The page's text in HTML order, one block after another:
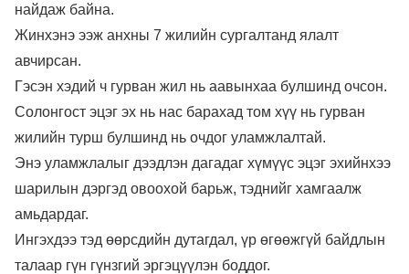
найдаж байна.
Жинхэнэ ээж анхны 7 жилийн сургалтанд ялалт
авчирсан.
Гэсэн хэдий ч гурван жил нь аавынхаа булшинд очсон.
Солонгост эцэг эх нь нас барахад том хүү нь гурван
жилийн турш булшинд нь очдог уламжлалтай.
Энэ уламжлалыг дээдлэн дагадаг хүмүүс эцэг эхийнхээ
шарилын дэргэд овоохой барьж, тэднийг хамгаалж
амьдардаг.
Ингэхдээ тэд өөрсдийн дутагдал, үр өгөөжгүй байдлын
талаар гүн гүнзгий эргэцүүлэн боддог.